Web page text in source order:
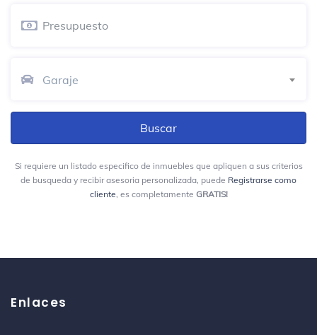
Ateneo Porfirio Barba Jacob
Plaza peatonal
Nueva Eps Promedan Ips
Centro médico
Garaje
Si requiere un listado especifico de inmuebles que apliquen a sus criterios
de busqueda y recibir asesoria personalizada, puede Registrarse como
cliente, es completamente GRATIS!
Enlaces